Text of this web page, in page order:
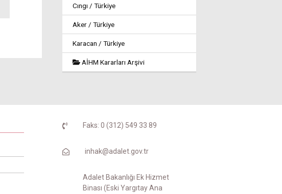
Cıngı / Türkiye
Aker / Türkiye
Karacan / Türkiye
AİHM Kararları Arşivi
Faks: 0 (312) 549 33 89
inhak@adalet.gov.tr
Adalet Bakanlığı Ek Hizmet
Binası (Eski Yargıtay Ana